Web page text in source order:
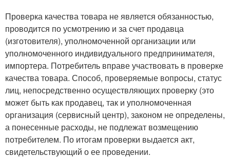
Проверка качества товара не является обязанностью,
проводится по усмотрению и за счет продавца
(изготовителя), уполномоченной организации или
уполномоченного индивидуального предпринимателя,
импортера. Потребитель вправе участвовать в проверке
качества товара. Способ, проверяемые вопросы, статус
лиц, непосредственно осуществляющих проверку (это
может быть как продавец, так и уполномоченная
организация (сервисный центр), законом не определены,
а понесенные расходы, не подлежат возмещению
потребителем. По итогам проверки выдается акт,
свидетельствующий о ее проведении.